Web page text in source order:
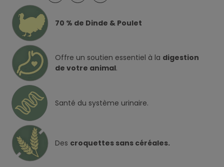
70 % de Dinde & Poulet
Offre un soutien essentiel à la digestion
de votre animal.
Santé du système urinaire.
Des croquettes sans céréales.